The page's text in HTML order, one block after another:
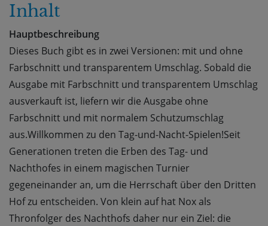
Inhalt
Hauptbeschreibung
Dieses Buch gibt es in zwei Versionen: mit und ohne
Farbschnitt und transparentem Umschlag. Sobald die
Ausgabe mit Farbschnitt und transparentem Umschlag
ausverkauft ist, liefern wir die Ausgabe ohne
Farbschnitt und mit normalem Schutzumschlag
aus.Willkommen zu den Tag-und-Nacht-Spielen!Seit
Generationen treten die Erben des Tag- und
Nachthofes in einem magischen Turnier
gegeneinander an, um die Herrschaft über den Dritten
Hof zu entscheiden. Von klein auf hat Nox als
Thronfolger des Nachthofs daher nur ein Ziel: die